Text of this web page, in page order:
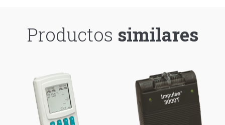
Productos similares